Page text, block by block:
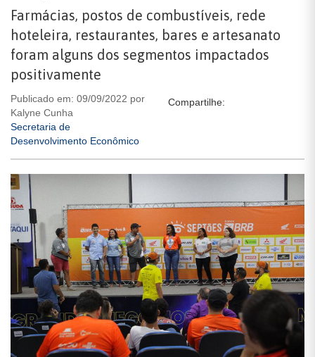
Farmácias, postos de combustíveis, rede
hoteleira, restaurantes, bares e artesanato
foram alguns dos segmentos impactados
positivamente
Publicado em: 09/09/2022 por
Kalyne Cunha
Secretaria de
Desenvolvimento Econômico
Compartilhe: